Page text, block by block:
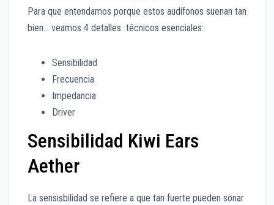
Para que entendamos porque estos audífonos suenan tan
bien… veamos 4 detalles técnicos esenciales:
Sensibilidad
Frecuencia
Impedancia
Driver
Sensibilidad Kiwi Ears
Aether
La sensisbilidad se refiere a que tan fuerte pueden sonar